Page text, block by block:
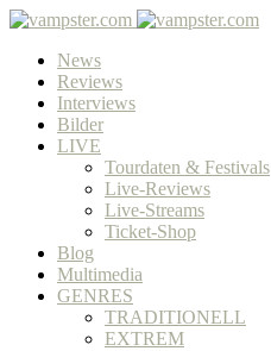
News
Reviews
Interviews
Bilder
LIVE
Tourdaten & Festivals
Live-Reviews
Live-Streams
Ticket-Shop
Blog
Multimedia
GENRES
TRADITIONELL
EXTREM